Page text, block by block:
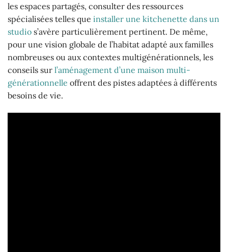
les espaces partagés, consulter des ressources
spécialisées telles que installer une kitchenette dans un
studio s’avère particulièrement pertinent. De même,
pour une vision globale de l’habitat adapté aux familles
nombreuses ou aux contextes multigénérationnels, les
conseils sur l’aménagement d’une maison multi-
générationnelle offrent des pistes adaptées à différents
besoins de vie.